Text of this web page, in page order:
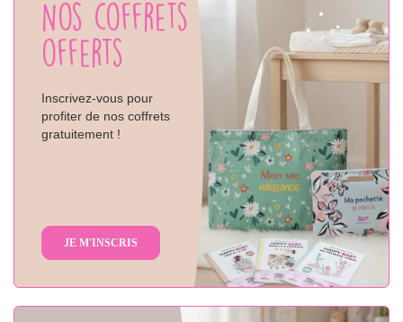
Nos coffrets
offerts
Inscrivez-vous pour
profiter de nos coffrets
gratuitement !
JE M'INSCRIS